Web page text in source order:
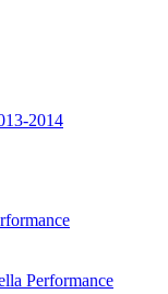
2014
Performance